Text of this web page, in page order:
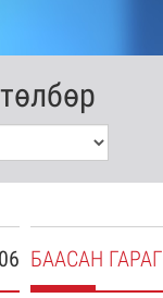
БААСАН ГАРАГ